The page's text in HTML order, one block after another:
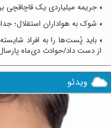
جریمه میلیاردی یک قاچاقچی
شوک به هواداران استقلال؛
باید پُست‌ها را به افراد
از دست داد/حوادث دی‌ماه
ویدئو